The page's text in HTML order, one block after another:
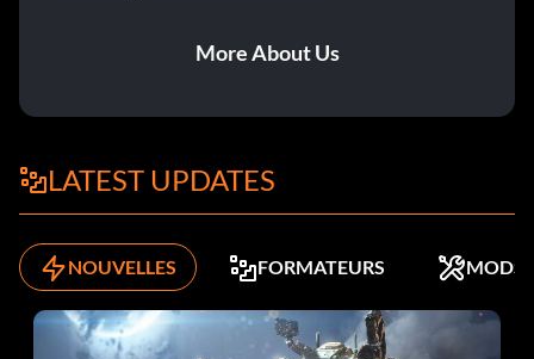
More About Us
LATEST UPDATES
NOUVELLES FORMATEURS MODS